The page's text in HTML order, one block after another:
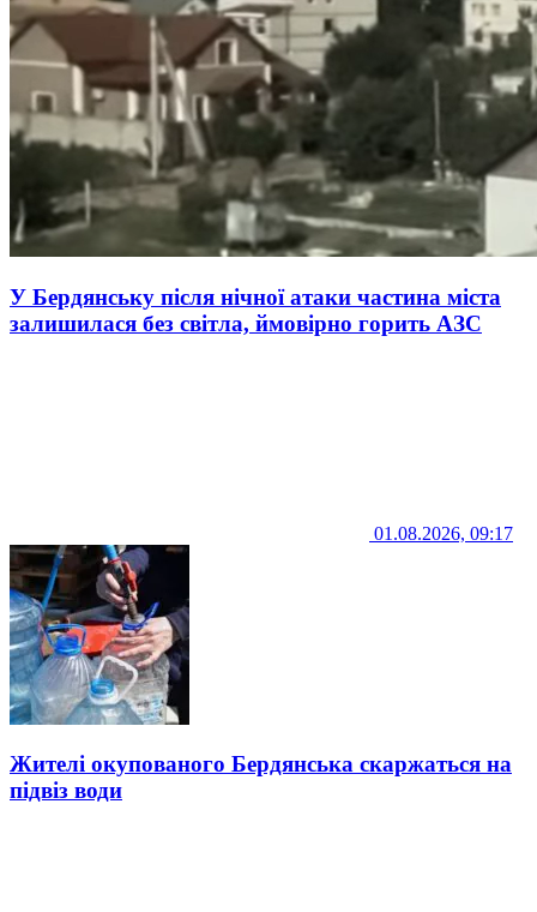
У Бердянську після нічної атаки частина міста
залишилася без світла, ймовірно горить АЗС
01.08.2026, 09:17
Жителі окупованого Бердянська скаржаться на
підвіз води